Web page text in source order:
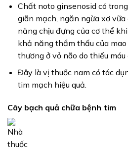
Chất noto ginsenosid có
giãn mạch, ngăn ngừa xơ
năng chịu đựng của cơ thể
khả năng thẩm thấu của
thương ở vỏ não do thiếu máu
Đây là vị thuốc nam có tác
tim mạch hiệu quả.
Cây bạch quả chữa bệnh tim